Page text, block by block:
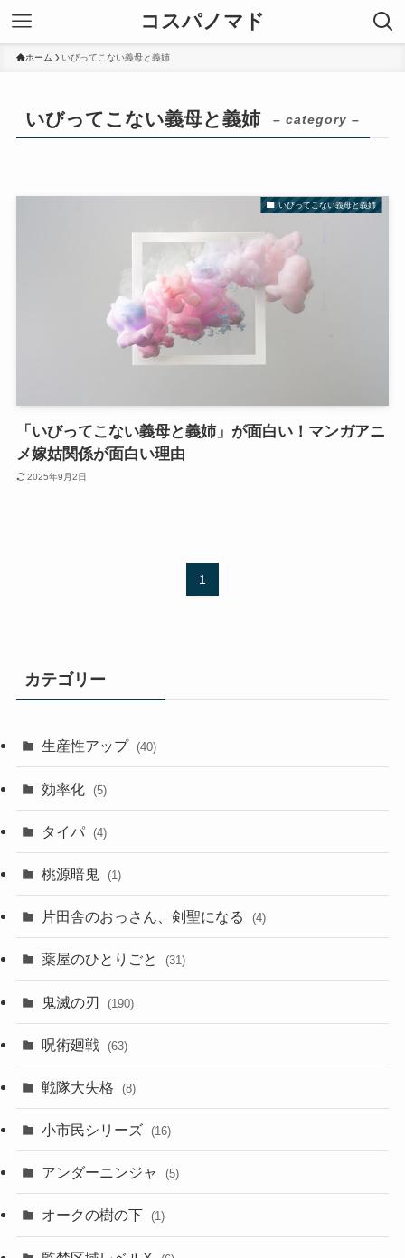
コスパノマド
ホーム いびってこない義母と義姉
いびってこない義母と義姉 – category –
いびってこない義母と義姉
「いびってこない義母と義姉」が面白い！マンガアニ
メ嫁姑関係が面白い理由
2025年9月2日
1
カテゴリー
生産性アップ (40)
効率化 (5)
タイパ (4)
桃源暗鬼 (1)
片田舎のおっさん、剣聖になる (4)
薬屋のひとりごと (31)
鬼滅の刃 (190)
呪術廻戦 (63)
戦隊大失格 (8)
小市民シリーズ (16)
アンダーニンジャ (5)
オークの樹の下 (1)